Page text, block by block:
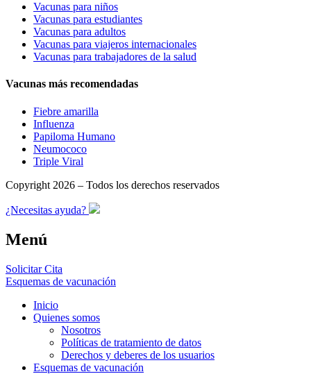
Vacunas para niños
Vacunas para estudiantes
Vacunas para adultos
Vacunas para viajeros internacionales
Vacunas para trabajadores de la salud
Vacunas más recomendadas
Fiebre amarilla
Influenza
Papiloma Humano
Neumococo
Triple Viral
Copyright 2026 – Todos los derechos reservados
¿Necesitas ayuda?
Menú
Solicitar Cita
Esquemas de vacunación
Inicio
Quienes somos
Nosotros
Políticas de tratamiento de datos
Derechos y deberes de los usuarios
Esquemas de vacunación